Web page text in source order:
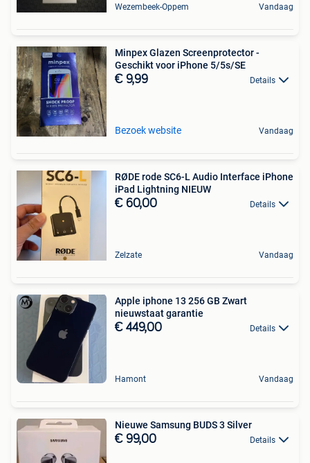
Wezembeek-Oppem Vandaag
Minpex Glazen Screenprotector -
Geschikt voor iPhone 5/5s/SE
€ 9,99 Details
Bezoek website Vandaag
RØDE rode SC6-L Audio Interface iPhone
iPad Lightning NIEUW
€ 60,00 Details
Zelzate Vandaag
Apple iphone 13 256 GB Zwart
nieuwstaat garantie
€ 449,00 Details
Hamont Vandaag
Nieuwe Samsung BUDS 3 Silver
€ 99,00 Details